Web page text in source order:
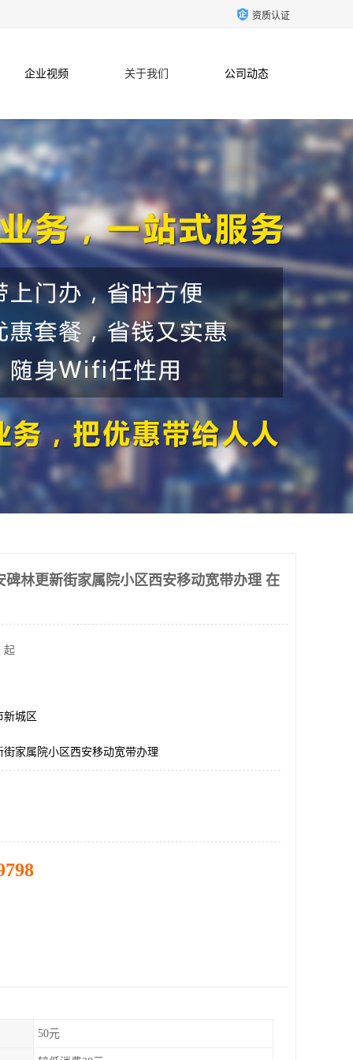
资质认证
企业视频 关于我们 公司动态
联系方式
碑林更新街家属院小区西安移动宽带办理 在
起
新城区
街家属院小区西安移动宽带办理
50元